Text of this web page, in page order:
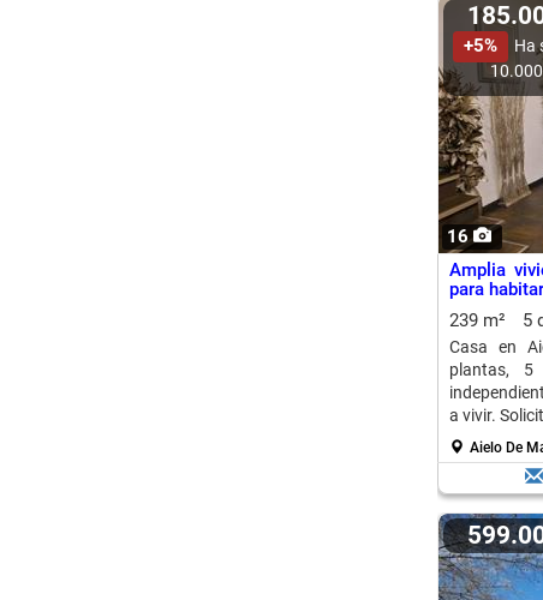
16
+5%
Ha
Amplia
para habitar
239 m²
5
Casa en
plantas, 5
a vivir.
Aielo De